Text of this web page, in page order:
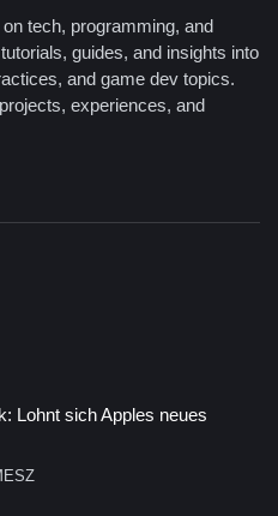
tech, programming, and
guides, and insights into
and game dev topics.
experiences, and
Lohnt sich Apples neues